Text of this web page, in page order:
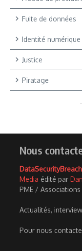
Fuite de données
Identité numérique
Justice
Piratage
Nous
Media édité par
PME /
Actualités,
Pour nous